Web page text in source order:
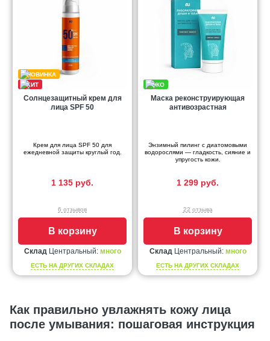
Солнцезащитный крем для
лица SPF 50
Крем для лица SPF 50 для
ежедневной защиты круглый год.
1 135 руб.
6 отзывов
В корзину
СкладЦентральный: много
ЕСТЬ НА ДРУГИХ СКЛАДАХ
Маска реконструирующая
антивозрастная
Энзимный пилинг с диатомовыми
водорослями — гладкость, сияние и
упругость кожи.
1 299 руб.
22 отзыва
В корзину
СкладЦентральный: много
ЕСТЬ НА ДРУГИХ СКЛАДАХ
Как правильно увлажнять кожу лица
после умывания: пошаговая инструкция